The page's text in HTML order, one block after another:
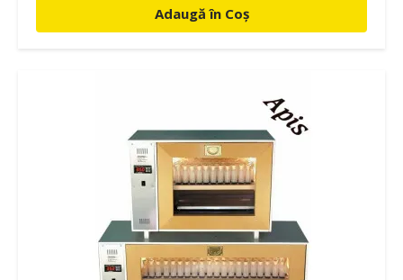
Adaugă în Coș